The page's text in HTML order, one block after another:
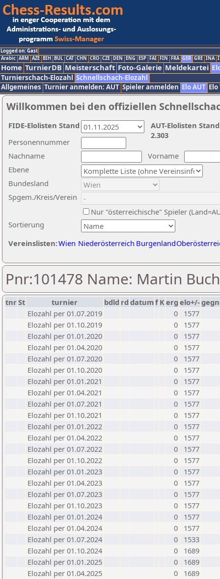
Logged on: Gast
Arabic ARM AZE BIH BUL CAT CHN CRO CZE DEN ENG ESP FAI FIN FRA GER GRE INA
Home TurnierDB Meisterschaft Foto-Galerie Meldekartei
Turnierschach-Elozahl Schnellschach-Elozahl
Allgemeines Turnier anmelden: AUT Spieler anmelden Elo AUT
Willkommen bei den offiziellen
Nachname
Vorname
Ebene
Sortierung
Personennummer
Bundesland
Spgem./Kreis/Verein
Nur "österreichische" Spieler
Vereinslisten:Wien Niederösterreich Burgenland
AUT-Elolisten
2.303
FIDE-Elolisten Stand
Pnr:101478 Name: Martin
tnrSt turnier bdld rd datumf Kerg elo+/-
Elozahl per 01.07.2019
0
1577
Elozahl per 01.10.2019
0
1577
Elozahl per 01.01.2020
0
1577
Elozahl per 01.04.2020
0
1577
Elozahl per 01.07.2020
0
1577
Elozahl per 01.10.2020
0
1577
Elozahl per 01.01.2021
0
1577
Elozahl per 01.04.2021
0
1577
Elozahl per 01.07.2021
0
1577
Elozahl per 01.10.2021
0
1577
Elozahl per 01.01.2022
0
1577
Elozahl per 01.04.2022
0
1577
Elozahl per 01.07.2022
0
1577
Elozahl per 01.10.2022
0
1577
Elozahl per 01.01.2023
0
1577
Elozahl per 01.04.2023
0
1577
Elozahl per 01.07.2023
0
1577
Elozahl per 01.10.2023
0
1577
Elozahl per 01.01.2024
0
1577
Elozahl per 01.04.2024
0
1577
Elozahl per 01.07.2024
0
1533
Elozahl per 01.10.2024
0
1689
Elozahl per 01.01.2025
0
1689
Elozahl per 01.04.2025
0
1689